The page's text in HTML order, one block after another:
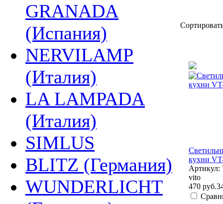
GRANADA
(Испания)
NERVILAMP
(Италия)
LA LAMPADA
(Италия)
SIMLUS
BLITZ (Германия)
WUNDERLICHT
кухни
Артикул:
vito
470 руб.